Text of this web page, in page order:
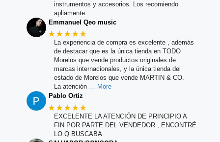
instrumentos y accesorios. Los recomiendo
apliamente
Emmanuel Qeo music
★★★★★
La experiencia de compra es excelente , además
de destacar que es la única tienda en TODO
Morelos que vende productos originales de
marcas internacionales, y la única tienda del
estado de Morelos que vende MARTIN & CO.
La atención … More
Pablo Ortiz
★★★★★
EXCELENTE LA ATENCIÓN DE PRINCIPIO A
FIN POR PARTE DEL VENDEDOR , ENCONTRÉ
LO Q BUSCABA